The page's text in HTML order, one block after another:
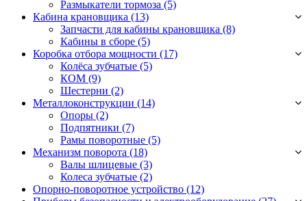
Размыкатели тормоза (5)
Кабина крановщика (13)
Запчасти для кабины крановщика (8)
Кабины в сборе (5)
Коробка отбора мощности (17)
Колёса зубчатые (5)
КОМ (9)
Шестерни (2)
Металлоконструкции (14)
Опоры (2)
Подпятники (7)
Рамы поворотные (5)
Механизм поворота (18)
Валы шлицевые (3)
Колеса зубчатые (2)
Опорно-поворотное устройство (12)